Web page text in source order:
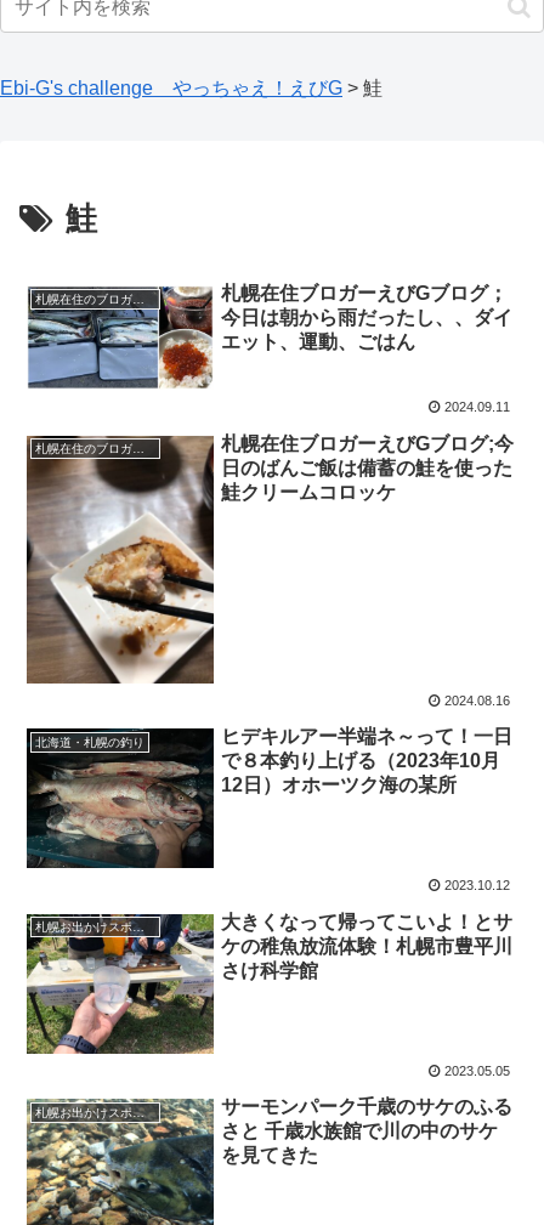
Ebi-G's challenge やっちゃえ！えびG > 鮭
鮭
札幌在住のブロガーえびGのブログ（徒然）
札幌在住ブロガーえびGブログ；
今日は朝から雨だったし、、ダイ
エット、運動、ごはん
2024.09.11
札幌在住のブロガーえびGのブログ（徒然）
札幌在住ブロガーえびGブログ;今
日のばんご飯は備蓄の鮭を使った
鮭クリームコロッケ
2024.08.16
北海道・札幌の釣り
ヒデキルアー半端ネ～って！一日
で８本釣り上げる（2023年10月
12日）オホーツク海の某所
2023.10.12
札幌お出かけスポット
大きくなって帰ってこいよ！とサ
ケの稚魚放流体験！札幌市豊平川
さけ科学館
2023.05.05
札幌お出かけスポット
サーモンパーク千歳のサケのふる
さと 千歳水族館で川の中のサケ
を見てきた